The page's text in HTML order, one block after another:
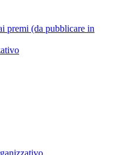
premi (da pubblicare in